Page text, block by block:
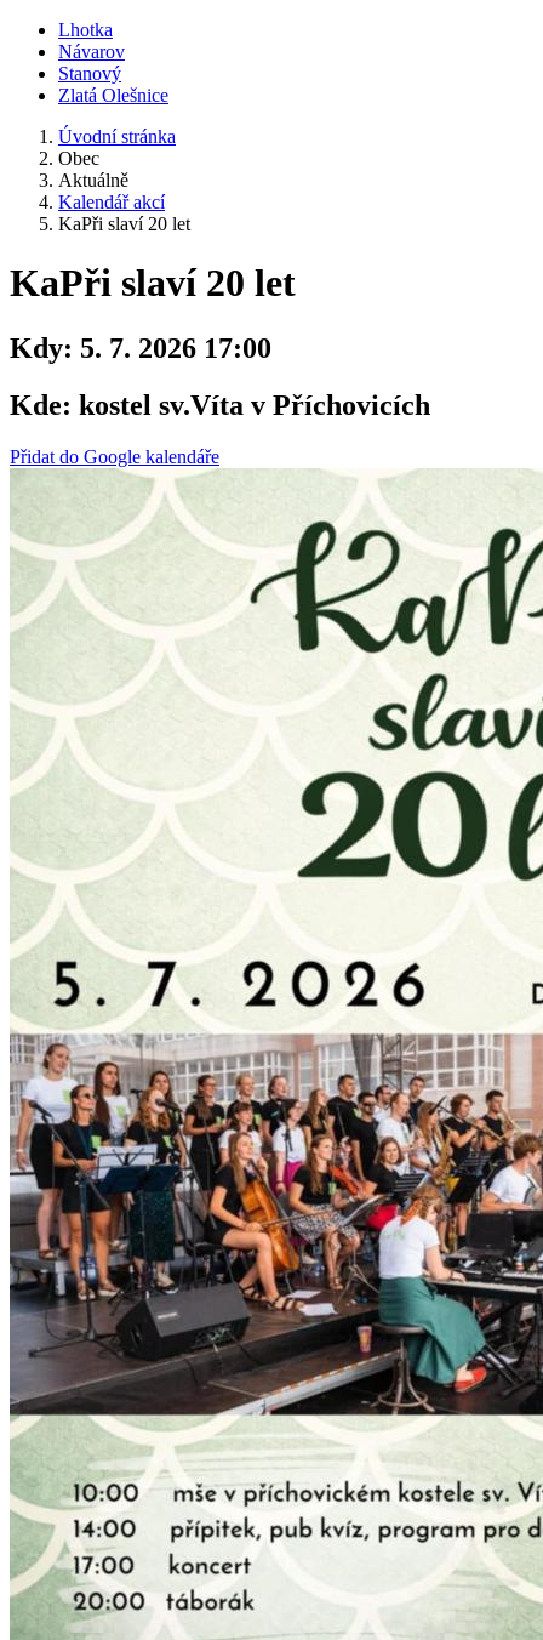
Lhotka
Návarov
Stanový
Zlatá Olešnice
Úvodní stránka
Obec
Aktuálně
Kalendář akcí
KaPři slaví 20 let
KaPři slaví 20 let
Kdy: 5. 7. 2026 17:00
Kde: kostel sv.Víta v Příchovicích
Přidat do Google kalendáře